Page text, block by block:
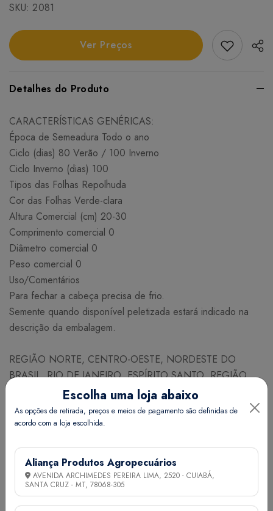
SKU: 2081
Ver Preços Add
Detalhes do Produto
CARACTERÍSTICAS GENÉRICAS:
Época de Semeadura Todo o ano
Ciclo (dias) 80 Verão / 100 Inverno
Ciclo Inverno (dias) 100
Tipos das Folhas Repolhuda
Cor das Folhas Verde-clara
Altura Comercial (cm) 20-30
Comprimento comercial 0
Diâmetro comercial 0
Peso comercial 0
Uso/Comentários
Para fechar a cabeça precisa de frio.
Semente quando disponível peletizada estará indicado na
descrição da embalagem.
REGIÃO NORTE, CENTRO-OESTE, NORDESTE DO
BRASIL, RIO DE JANEIRO, ESPÍRITO SANTO, REGIÃO
NORTE DE MINAS GERAIS
ABRIL MAIO JUNHO JULHO
Espaçamento (cm) Linhas x Plantas 30 x 20
Nº de plantas / ha 167000
Nº aproximado de sementes / g 728
Necessidade (g/ha) 800
Escolha uma loja abaixo
As opções de retirada, preços e meios de pagamento são definidas de
acordo com a loja escolhida.
Aliança Produtos Agropecuários
AVENIDA ARCHIMEDES PEREIRA LIMA, 2520 - CUIABÁ,
SANTA CRUZ - MT, 78068-305